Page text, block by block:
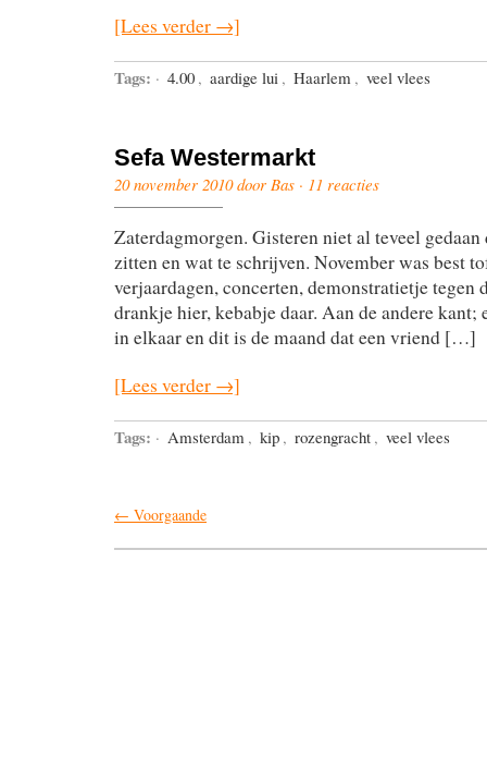
[Lees verder →]
Tags: · 4.00 , aardige lui , Haarlem , veel vlees
Sefa Westermarkt
20 november 2010 door Bas · 11 reacties
Zaterdagmorgen. Gisteren niet al teveel
zitten en wat te schrijven. November was best
verjaardagen, concerten, demonstratietje tegen
drankje hier, kebabje daar. Aan de andere
in elkaar en dit is de maand dat een vriend […]
[Lees verder →]
Tags: · Amsterdam , kip , rozengracht , veel vlees
← Voorgaande